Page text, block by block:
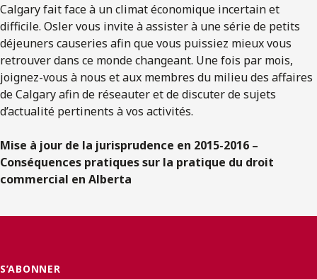
Calgary fait face à un climat économique incertain et
difficile. Osler vous invite à assister à une série de petits
déjeuners causeries afin que vous puissiez mieux vous
retrouver dans ce monde changeant. Une fois par mois,
joignez-vous à nous et aux membres du milieu des affaires
de Calgary afin de réseauter et de discuter de sujets
d’actualité pertinents à vos activités.
Mise à jour de la jurisprudence en 2015-2016 –
Conséquences pratiques sur la pratique du droit
commercial en Alberta
S’ABONNER